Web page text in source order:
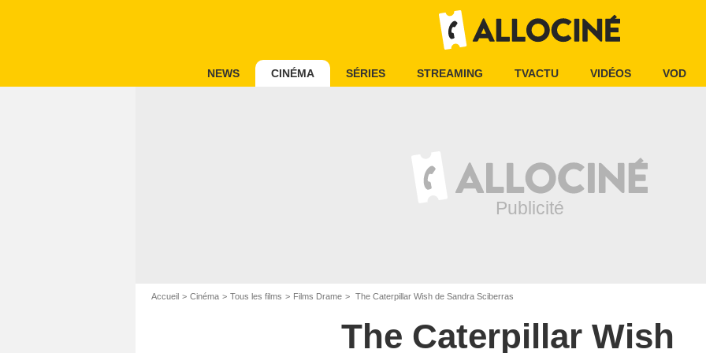
NEWS CINÉMA SÉRIES STREAMING TVACTU VIDÉOS VOD
Accueil Cinéma Tous les films Films Drame The Caterpillar Wish de Sandra Sciberras
The Caterpillar Wish